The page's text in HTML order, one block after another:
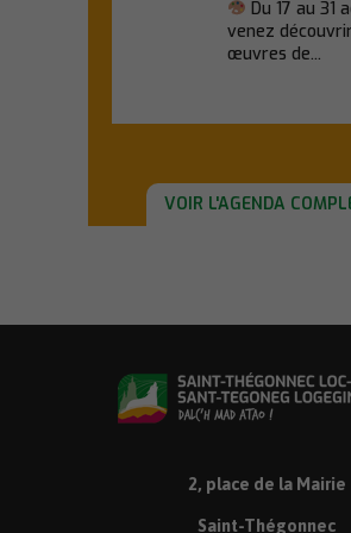
Du 17 au 31
venez
œuvres de...
VOIR L'AGENDA
2, place de la Mairie
Saint-Thégonnec